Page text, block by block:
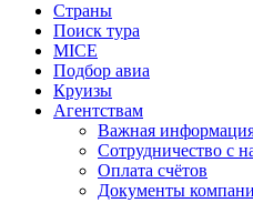
Страны
Поиск тура
MICE
Подбор авиа
Круизы
Агентствам
Важная
Сотрудничество с
Оплата счётов
Документы